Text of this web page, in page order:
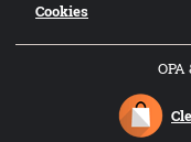
Cookies